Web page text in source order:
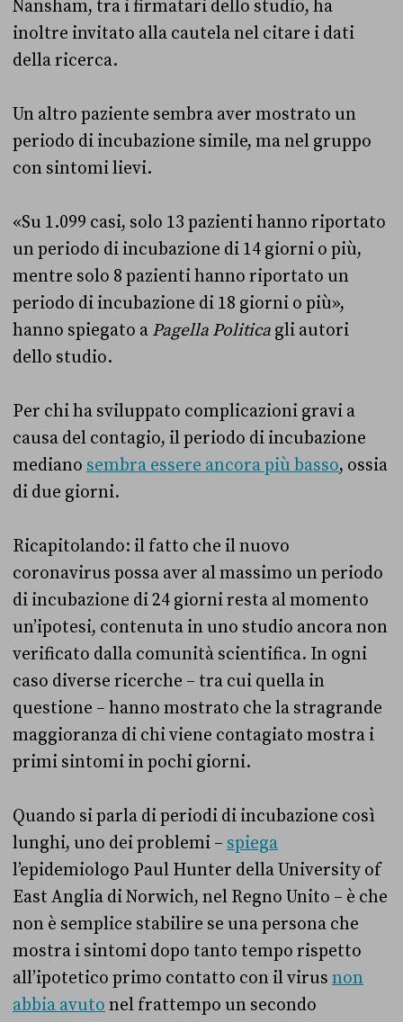
Nansham, tra i firmatari dello studio, ha
inoltre invitato alla cautela nel citare i dati
della ricerca.
Un altro paziente sembra aver mostrato un
periodo di incubazione simile, ma nel gruppo
con sintomi lievi.
«Su 1.099 casi, solo 13 pazienti hanno riportato
un periodo di incubazione di 14 giorni o più,
mentre solo 8 pazienti hanno riportato un
periodo di incubazione di 18 giorni o più»,
hanno spiegato a Pagella Politica gli autori
dello studio.
Per chi ha sviluppato complicazioni gravi a
causa del contagio, il periodo di incubazione
mediano sembra essere ancora più basso, ossia
di due giorni.
Ricapitolando: il fatto che il nuovo
coronavirus possa aver al massimo un periodo
di incubazione di 24 giorni resta al momento
un’ipotesi, contenuta in uno studio ancora non
verificato dalla comunità scientifica. In ogni
caso diverse ricerche – tra cui quella in
questione – hanno mostrato che la stragrande
maggioranza di chi viene contagiato mostra i
primi sintomi in pochi giorni.
Quando si parla di periodi di incubazione così
lunghi, uno dei problemi – spiega
l’epidemiologo Paul Hunter della University of
East Anglia di Norwich, nel Regno Unito – è che
non è semplice stabilire se una persona che
mostra i sintomi dopo tanto tempo rispetto
all’ipotetico primo contatto con il virus non
abbia avuto nel frattempo un secondo